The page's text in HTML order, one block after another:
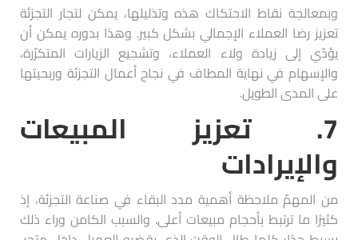
وبمعالجة نقاط الاحتكاك هذه وتذليلها، يمكن لتجار التجزئة
تعزيز رضا العملاء الإجمالي بشكل كبير. وهذا بدوره يمكن أن
يؤدّي إلى زيادة ولاء العملاء، وتشجيع الزيارات المتكرّرة،
والإسهام في نهاية المطاف في نجاح أعمال التجزئة وربحيتها
على المدى الطويل.
7. تعزيز المبيعات
والإيرادات
من المهمّ ملاحظة أهمية مدد البقاء في صناعة التجزئة، إذ
كثيرًا ما ترتبط بأحجام مبيعات أعلى. والسبب الكامن وراء ذلك